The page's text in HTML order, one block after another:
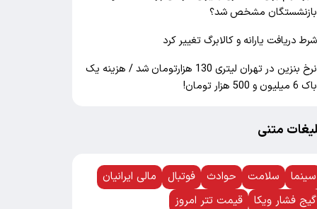
بازنشستگان مشخص شد؟
شرط دریافت یارانه و کالابرگ تغییر کرد
نرخ بنزین در تهران لیتری 130 هزارتومان شد / هزینه یک
باک 6 میلیون و 500 هزار تومان!
متنی
سینما سلامت حوادث فوتبال
مالی ایرانیان
گیج فشار ویکا
قیمت تتر امروز